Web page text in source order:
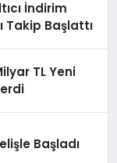
İndirim
Takip Başlattı
TL Yeni
Başladı